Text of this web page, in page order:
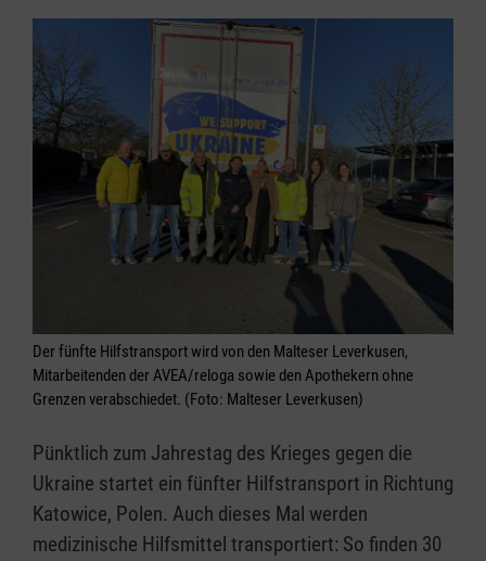
Der fünfte Hilfstransport wird von den Malteser Leverkusen,
Mitarbeitenden der AVEA/reloga sowie den Apothekern ohne
Grenzen verabschiedet. (Foto: Malteser Leverkusen)
Pünktlich zum Jahrestag des Krieges gegen die
Ukraine startet ein fünfter Hilfstransport in Richtung
Katowice, Polen. Auch dieses Mal werden
medizinische Hilfsmittel transportiert: So finden 30